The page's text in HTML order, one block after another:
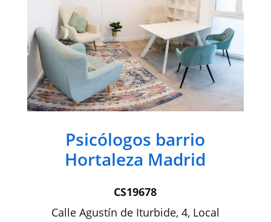
Psicólogos barrio
Hortaleza Madrid
CS19678​
Calle Agustín de Iturbide, 4, Local